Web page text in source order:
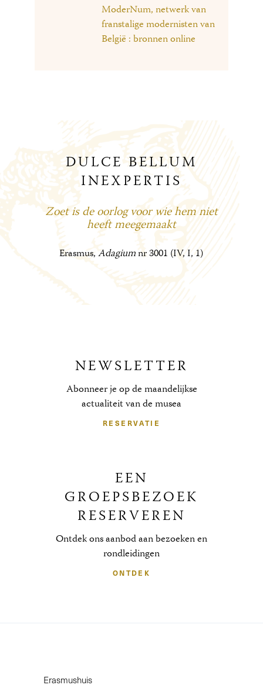
ModerNum, netwerk van
franstalige modernisten van
België : bronnen online
DULCE BELLUM
INEXPERTIS
Zoet is de oorlog voor wie hem niet
heeft meegemaakt
Erasmus,Adagiumnr 3001 (IV, I, 1)
NEWSLETTER
Abonneer je op de maandelijkse
actualiteit van de musea
RESERVATIE
EEN
GROEPSBEZOEK
RESERVEREN
Ontdek ons aanbod aan bezoeken en
rondleidingen
ONTDEK
Erasmushuis